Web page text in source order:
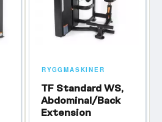
RYGGMASKINER
TF Standard WS,
Abdominal/Back
Extension